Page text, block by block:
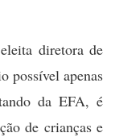
diretora de
possível apenas
da EFA, é
de crianças e